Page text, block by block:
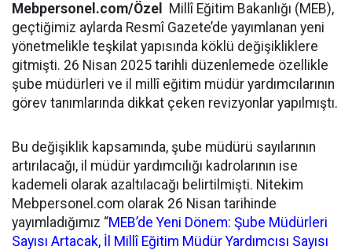
Mebpersonel.com/Özel
Millî Eğitim Bakanlığı (MEB),
geçtiğimiz aylarda Resmî Gazete’de yayımlanan yeni
yönetmelikle teşkilat yapısında köklü değişikliklere
gitmişti. 26 Nisan 2025 tarihli düzenlemede özellikle
şube müdürleri ve il millî eğitim müdür yardımcılarının
görev tanımlarında dikkat çeken revizyonlar yapılmıştı.
Bu değişiklik kapsamında, şube müdürü sayılarının
artırılacağı, il müdür yardımcılığı kadrolarının ise
kademeli olarak azaltılacağı belirtilmişti. Nitekim
Mebpersonel.com olarak 26 Nisan tarihinde
yayımladığımız “MEB’de Yeni Dönem: Şube Müdürleri
Sayısı Artacak, İl Millî Eğitim Müdür Yardımcısı Sayısı